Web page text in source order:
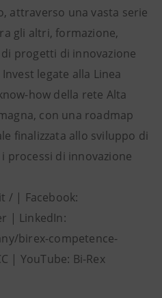
attraverso una vasta serie
gli altri, formazione,
progetti di innovazione
legate alla Linea
how della rete Alta
con una roadmap
finalizzata allo sviluppo di
processi di innovazione
/ | Facebook:
| LinkedIn:
birex-competence-
| YouTube: Bi-Rex